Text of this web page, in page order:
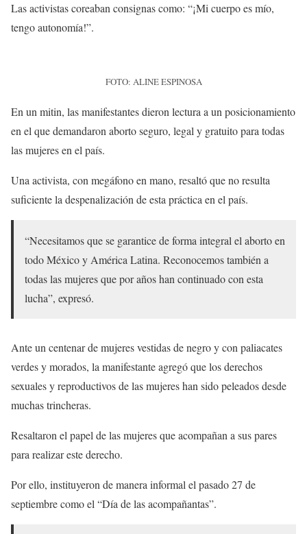
Las activistas coreaban consignas como: “¡Mi cuerpo es mío,
tengo autonomía!”.
FOTO: ALINE ESPINOSA
En un mitin, las manifestantes dieron lectura a un posicionamiento
en el que demandaron aborto seguro, legal y gratuito para todas
las mujeres en el país.
Una activista, con megáfono en mano, resaltó que no resulta
suficiente la despenalización de esta práctica en el país.
“Necesitamos que se garantice de forma integral el aborto en
todo México y América Latina. Reconocemos también a
todas las mujeres que por años han continuado con esta
lucha”, expresó.
Ante un centenar de mujeres vestidas de negro y con paliacates
verdes y morados, la manifestante agregó que los derechos
sexuales y reproductivos de las mujeres han sido peleados desde
muchas trincheras.
Resaltaron el papel de las mujeres que acompañan a sus pares
para realizar este derecho.
Por ello, instituyeron de manera informal el pasado 27 de
septiembre como el “Día de las acompañantas”.